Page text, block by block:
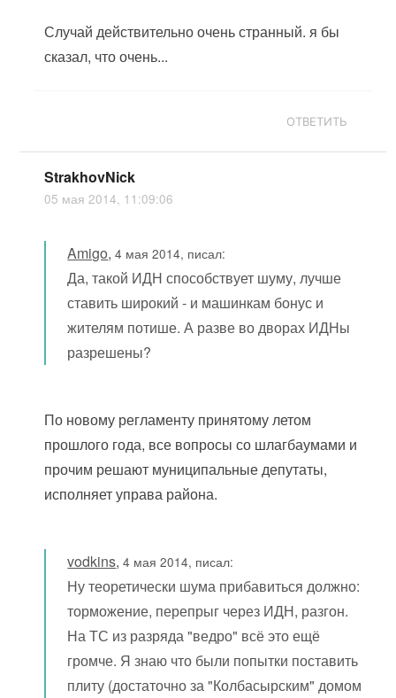
Случай действительно очень странный. я бы
сказал, что очень...
ОТВЕТИТЬ
StrakhovNick
05 мая 2014, 11:09:06
Amigo,4 мая 2014, писал:
Да, такой ИДН способствует шуму, лучше
ставить широкий - и машинкам бонус и
жителям потише. А разве во дворах ИДНы
разрешены?
По новому регламенту принятому летом
прошлого года, все вопросы со шлагбаумами и
прочим решают муниципальные депутаты,
исполняет управа района.
vodkins,4 мая 2014, писал:
Ну теоретически шума прибавиться должно:
торможение, перепрыг через ИДН, разгон.
На ТС из разряда "ведро" всё это ещё
громче. Я знаю что были попытки поставить
плиту (достаточно за "Колбасырским" домом